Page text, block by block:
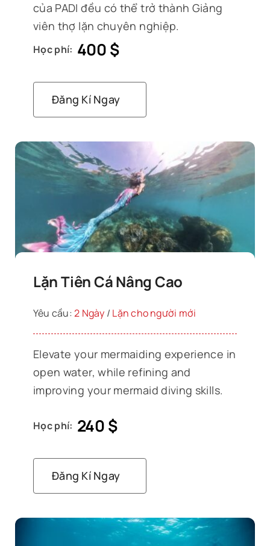
của PADI đều có thể trở thành Giảng
viên thợ lặn chuyên nghiệp.
Học phí: 400$
Đăng Kí Ngay
Lặn Tiên Cá Nâng Cao
Yêu cầu:2 Ngày / Lặn cho người mới
Elevate your mermaiding experience in
open water, while refining and
improving your mermaid diving skills.
Học phí: 240$
Đăng Kí Ngay